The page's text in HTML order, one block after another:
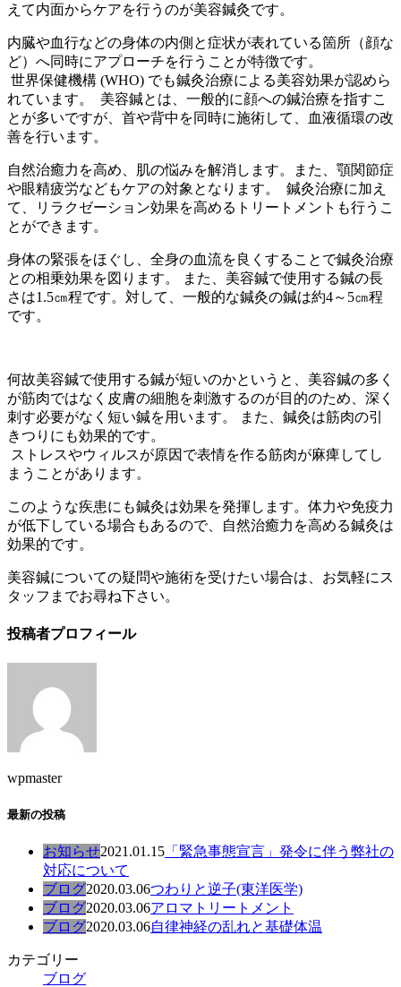
えて内面からケアを行うのが美容鍼灸です。
内臓や血行などの身体の内側と症状が表れている箇所（顔な
ど）へ同時にアプローチを行うことが特徴です。
世界保健機構 (WHO) でも鍼灸治療による美容効果が認めら
れています。 美容鍼とは、一般的に顔への鍼治療を指すこ
とが多いですが、首や背中を同時に施術して、血液循環の改
善を行います。
自然治癒力を高め、肌の悩みを解消します。また、顎関節症
や眼精疲労などもケアの対象となります。 鍼灸治療に加え
て、リラクゼーション効果を高めるトリートメントも行うこ
とができます。
身体の緊張をほぐし、全身の血流を良くすることで鍼灸治療
との相乗効果を図ります。 また、美容鍼で使用する鍼の長
さは1.5㎝程です。対して、一般的な鍼灸の鍼は約4～5㎝程
です。
何故美容鍼で使用する鍼が短いのかというと、美容鍼の多く
が筋肉ではなく皮膚の細胞を刺激するのが目的のため、深く
刺す必要がなく短い鍼を用います。 また、鍼灸は筋肉の引
きつりにも効果的です。
ストレスやウィルスが原因で表情を作る筋肉が麻痺してし
まうことがあります。
このような疾患にも鍼灸は効果を発揮します。体力や免疫力
が低下している場合もあるので、自然治癒力を高める鍼灸は
効果的です。
美容鍼についての疑問や施術を受けたい場合は、お気軽にス
タッフまでお尋ね下さい。
投稿者プロフィール
wpmaster
最新の投稿
お知らせ2021.01.15 「緊急事態宣言」発令に伴う弊社の
対応について
ブログ2020.03.06つわりと逆子(東洋医学)
ブログ2020.03.06アロマトリートメント
ブログ2020.03.06自律神経の乱れと基礎体温
カテゴリー
ブログ